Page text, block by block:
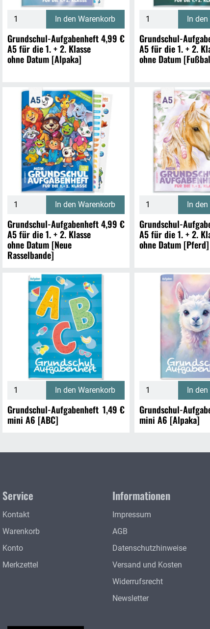
In den Warenkorb
Grundschul-Aufgabenheft
A5 für die 1. + 2. Klasse
ohne Datum [Alpaka]
4,99 €
In
Grundschul-
A5 für die 1. + 2.
ohne Datum
In den Warenkorb
Grundschul-Aufgabenheft
A5 für die 1. + 2. Klasse
ohne Datum [Neue
Rasselbande]
4,99 €
In
Grundschul-
A5 für die 1. + 2.
ohne Datum [Pferd]
In den Warenkorb
Grundschul-Aufgabenheft
mini A6 [ABC]
1,49 €
In
Grundschul-
mini A6 [Alpaka]
Service
Kontakt
Warenkorb
Konto
Merkzettel
Informationen
Impressum
AGB
Datenschutzhinweise
Versand und Kosten
Widerrufsrecht
Newsletter